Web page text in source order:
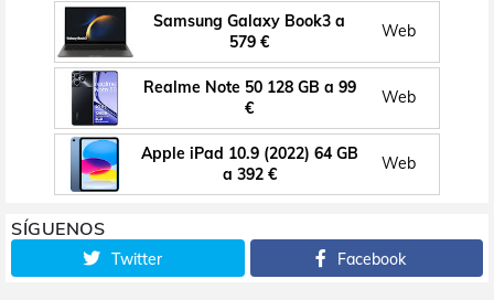
Samsung Galaxy Book3 a
579 €
Web
Realme Note 50 128 GB a 99
€
Web
Apple iPad 10.9 (2022) 64 GB
a 392 €
Web
SÍGUENOS
Twitter Facebook